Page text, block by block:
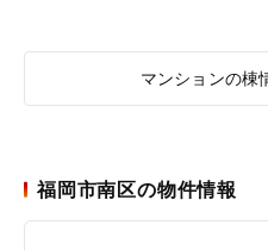
マンションの棟
福岡市南区の物件情報